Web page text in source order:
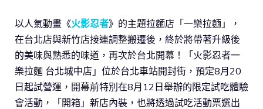
以人氣動畫《火影忍者》的主題拉麵店「一樂拉麵」，
在台北店與新竹店接連調整搬遷後，終於將帶著升級後
的美味與熟悉的味道，再次於台北開幕！「火影忍者一
樂拉麵 台北城中店」位於台北車站開封街，預定8月20
日起試營運，開幕前特別在8月12日舉辦的限定試吃體驗
會活動，「開箱」新店內裝，也將透過試吃活動票選出